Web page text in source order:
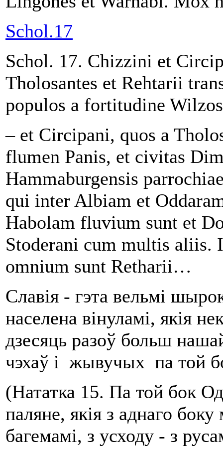
Schol.17
Schol. 17. Chizzini et
Tholosantes et Rehtarii
populos a fortitudine
– et Circipani, quos a
flumen Panis, et civitas
Hammaburgensis
qui inter Albiam et
Habolam fluvium sunt et
Stoderani cum multis aliis.
omnium sunt Retharii…
Славія - гэта вельмі
населена вінуламі, якія
дзесяць разоў больш
чэхаў і жывучых па той
(Нататка 15. Па той бок
паляне, якія з аднаго
багемамі, з усходу - з